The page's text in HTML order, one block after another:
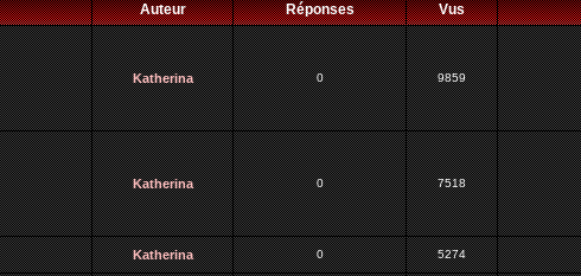
Auteur Réponses Vus
Katherina 0 9859
Katherina 0 7518
Katherina 0 5274